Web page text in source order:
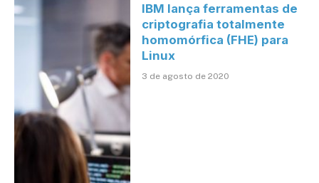
IBM lança ferramentas de
criptografia totalmente
homomórfica (FHE) para
Linux
3 de agosto de 2020